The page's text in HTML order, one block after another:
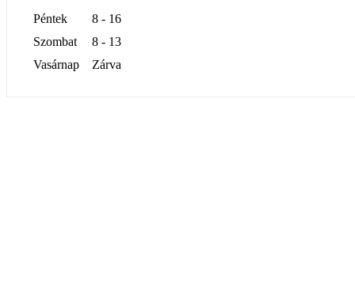
Péntek
8 - 16
Szombat
8 - 13
Vasárnap
Zárva